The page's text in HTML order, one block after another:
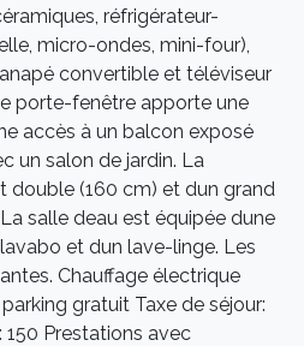
réfrigérateur-
micro-ondes, mini-four),
convertible et téléviseur
porte-fenêtre apporte une
accès à un balcon exposé
un salon de jardin. La
double (160 cm) et dun grand
salle deau est équipée dune
et dun lave-linge. Les
Chauffage électrique
gratuit Taxe de séjour:
Prestations avec